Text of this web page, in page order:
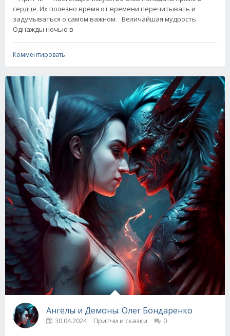
сердце. Их полезно время от времени перечитывать и
задумываться о самом важном. Величайшая мудрость
Однажды ночью в
Комментировать
Ангелы и Демоны. Олег Бондаренко
30.04.2024 Притчи и сказки 0